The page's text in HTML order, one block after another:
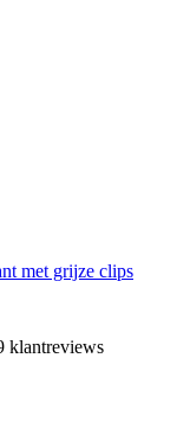
met grijze clips
klantreviews